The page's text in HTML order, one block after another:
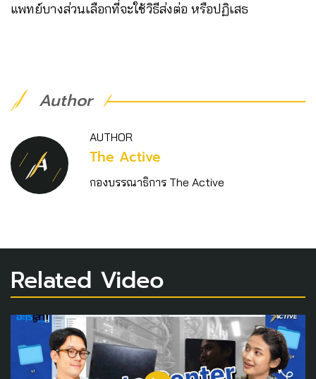
แพทย์บางส่วนเลือกที่จะใช้วิธีส่งต่อ หรือปฏิเสธ
Author
AUTHOR
The Active
กองบรรณาธิการ The Active
Related Video